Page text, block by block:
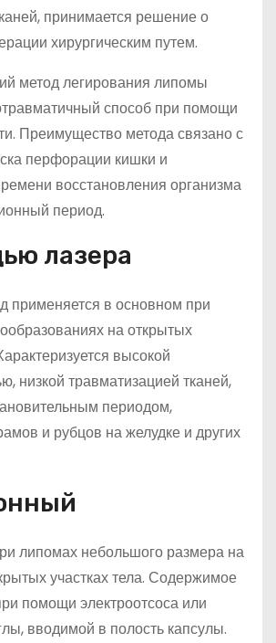
принимается решение о
хирургическим путем.
метод легирования липомы
способ при помощи
Преимущество метода связано с
перфорации кишки и
восстановления организма
период.
лазера
применяется в основном при
на открытых
высокой
низкой травматизацией тканей,
периодом,
и рубцов на желудке и других
липомах небольшого размера на
участках тела. Содержимое
помощи электроотсоса или
вводимой в полость капсулы.